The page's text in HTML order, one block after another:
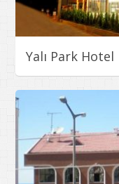
Yalı Park Hotel